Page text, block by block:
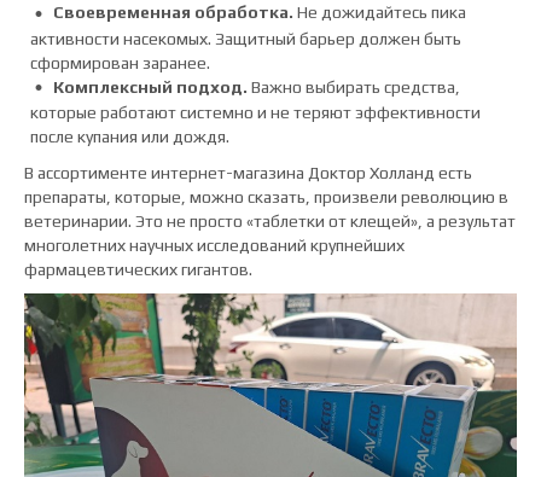
Своевременная обработка. Не дожидайтесь пика
активности насекомых. Защитный барьер должен быть
сформирован заранее.
Комплексный подход. Важно выбирать средства,
которые работают системно и не теряют эффективности
после купания или дождя.
В ассортименте интернет-магазина Доктор Холланд есть
препараты, которые, можно сказать, произвели революцию в
ветеринарии. Это не просто «таблетки от клещей», а результат
многолетних научных исследований крупнейших
фармацевтических гигантов.